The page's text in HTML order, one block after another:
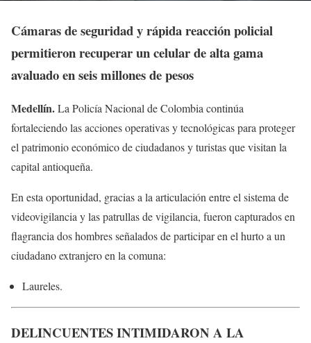
Cámaras de seguridad y rápida reacción policial
permitieron recuperar un celular de alta gama
avaluado en seis millones de pesos
Medellín.La Policía Nacional de Colombia continúa
fortaleciendo las acciones operativas y tecnológicas para proteger
el patrimonio económico de ciudadanos y turistas que visitan la
capital antioqueña.
En esta oportunidad, gracias a la articulación entre el sistema de
videovigilancia y las patrullas de vigilancia, fueron capturados en
flagrancia dos hombres señalados de participar en el hurto a un
ciudadano extranjero en la comuna:
Laureles.
DELINCUENTES INTIMIDARON A LA